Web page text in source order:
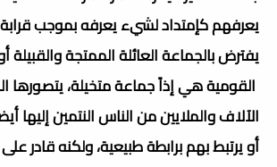
يعرفهم كإمتداد لشيء يعرفه بموجب قرابة
يفترض بالجماعة العائلة الممتجة والقبيلة
القومية هي إذاً جماعة متخيلة، يتصورها
الآلاف والملايين من الناس النتمين إليها
أو يرتبط بهم برابطة طبيعية، ولكنه قادر